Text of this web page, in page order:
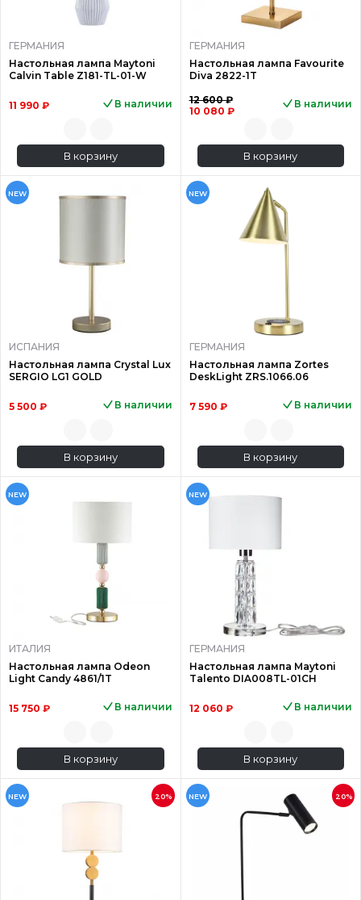
ГЕРМАНИЯ
Настольная лампа Maytoni
Calvin Table Z181-TL-01-W
11 990 ₽ В наличии
В корзину
ГЕРМАНИЯ
Настольная лампа Favourite
Diva 2822-1T
12 600 ₽
10 080 ₽
В наличии
В корзину
NEW
ИСПАНИЯ
Настольная лампа Crystal Lux
SERGIO LG1 GOLD
5 500 ₽ В наличии
В корзину
NEW
ГЕРМАНИЯ
Настольная лампа Zortes
DeskLight ZRS.1066.06
7 590 ₽ В наличии
В корзину
NEW
ИТАЛИЯ
Настольная лампа Odeon
Light Candy 4861/1T
15 750 ₽ В наличии
В корзину
NEW
ГЕРМАНИЯ
Настольная лампа Maytoni
Talento DIA008TL-01CH
12 060 ₽ В наличии
В корзину
NEW 20% NEW 20%